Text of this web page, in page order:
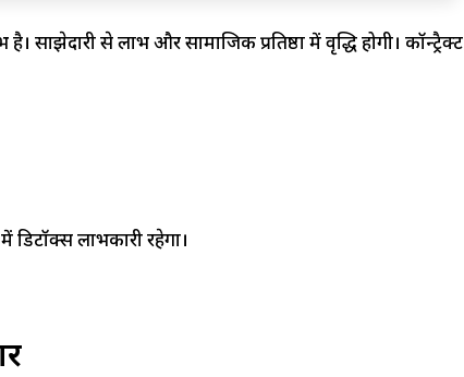
साझेदारी से लाभ और सामाजिक प्रतिष्ठा में वृद्धि होगी। कॉन्ट्रैक्ट
लाभकारी रहेगा।